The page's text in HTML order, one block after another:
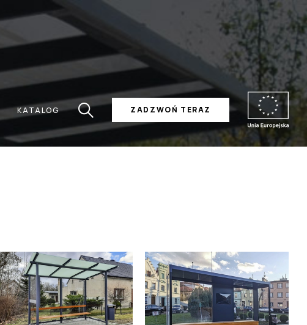
ZADZWOŃ TERAZ
KATALOG